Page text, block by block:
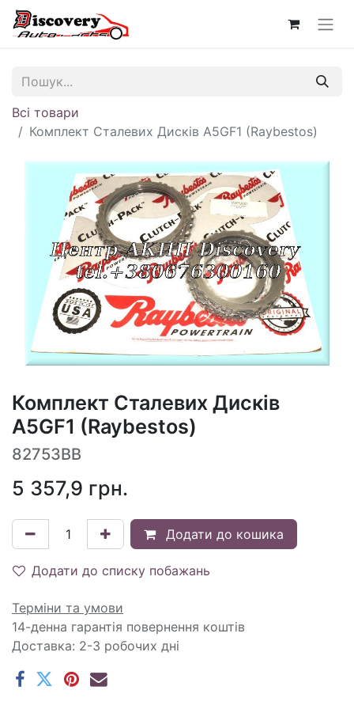
Всі товари
Комплект Сталевих Дисків A5GF1 (Raybestos)
Комплект Сталевих Дисків
A5GF1 (Raybestos)
82753BB
5 357,9 грн.
Додати до кошика
Додати до списку побажань
Терміни та умови
14-денна гарантія повернення коштів
Доставка: 2-3 робочих дні